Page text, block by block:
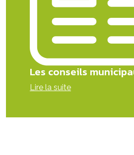
Les conseils
Lire la suite